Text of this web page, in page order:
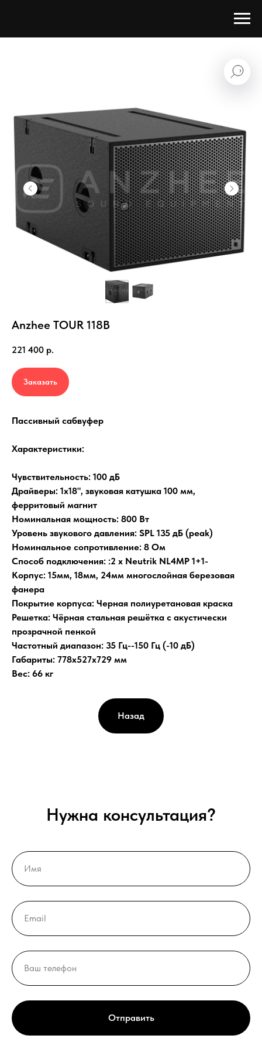
Anzhee TOUR 118B
221 400 р.
Заказать
Пассивный сабвуфер
Характеристики:
Чувствительность: 100 дБ
Драйверы: 1х18", звуковая катушка 100 мм,
ферритовый магнит
Номинальная мощность: 800 Вт
Уровень звукового давления: SPL 135 дБ (peak)
Номинальное сопротивление: 8 Ом
Способ подключения: :2 х Neutrik NL4MP 1+1-
Корпус: 15мм, 18мм, 24мм многослойная березовая
фанера
Покрытие корпуса: Черная полиуретановая краска
Решетка: Чёрная стальная решётка с акустически
прозрачной пенкой
Частотный диапазон: 35 Гц--150 Гц (-10 дБ)
Габариты: 778х527х729 мм
Вес: 66 кг
Назад
Нужна консультация?
Отправить